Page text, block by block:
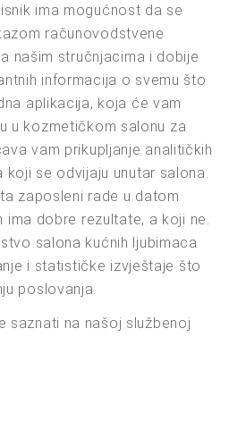
ima mogućnost da se
računovodstvene
našim stručnjacima i dobije
informacija o svemu što
aplikacija, koja će vam
u kozmetičkom salonu za
vam prikupljanje analitičkih
se odvijaju unutar salona.
zaposleni rade u datom
ima dobre rezultate, a koji ne.
salona kućnih ljubimaca
i statističke izvještaje što
poslovanja.
saznati na našoj službenoj